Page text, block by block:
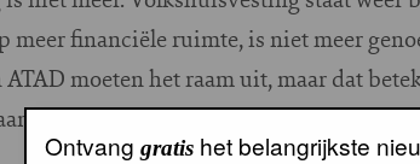
meer financiële ruimte, is niet meer
moeten het raam uit, maar dat
met plannen die voor relatief minder
Ontvang gratis het belangrijkste